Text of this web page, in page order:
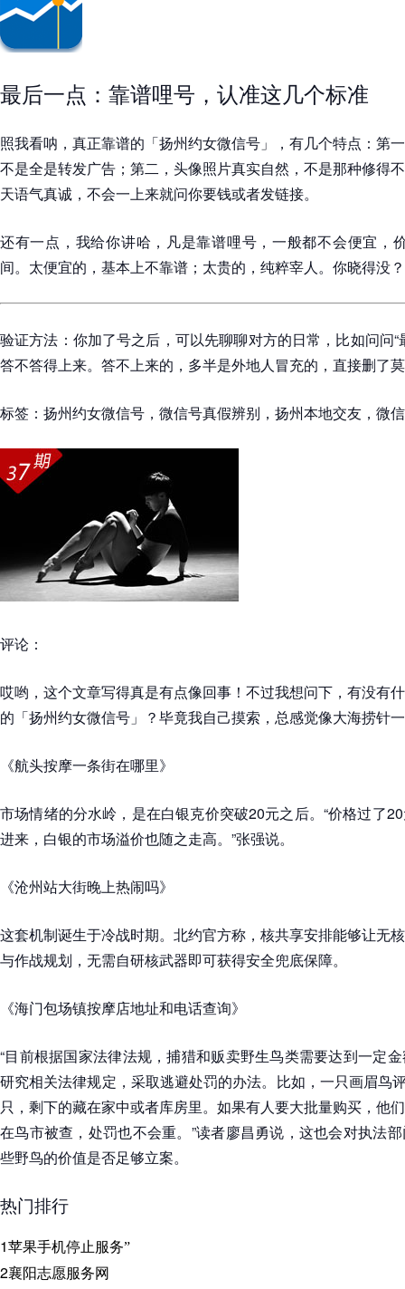
最后一点：靠谱哩号，认准这几个标准
照我看呐，真正靠谱的「扬州约女微信号」，有几个特点：第
不是全是转发广告；第二，头像照片真实自然，不是那种修得
天语气真诚，不会一上来就问你要钱或者发链接。
还有一点，我给你讲哈，凡是靠谱哩号，一般都不会便宜，
间。太便宜的，基本上不靠谱；太贵的，纯粹宰人。你晓得没？
验证方法：你加了号之后，可以先聊聊对方的日常，比如问问
答不答得上来。答不上来的，多半是外地人冒充的，直接删了
标签：扬州约女微信号，微信号真假辨别，扬州本地交友，微
评论：
哎哟，这个文章写得真是有点像回事！不过我想问下，有没有
的「扬州约女微信号」？毕竟我自己摸索，总感觉像大海捞针
《航头按摩一条街在哪里》
市场情绪的分水岭，是在白银克价突破20元之后。“价格过了
进来，白银的市场溢价也随之走高。”张强说。
《沧州站大街晚上热闹吗》
这套机制诞生于冷战时期。北约官方称，核共享安排能够让无
与作战规划，无需自研核武器即可获得安全兜底保障。
《海门包场镇按摩店地址和电话查询》
“目前根据国家法律法规，捕猎和贩卖野生鸟类需要达到一定
研究相关法律规定，采取逃避处罚的办法。比如，一只画眉鸟
只，剩下的藏在家中或者库房里。如果有人要大批量购买，他
在鸟市被查，处罚也不会重。”读者廖昌勇说，这也会对执法
些野鸟的价值是否足够立案。
热门排行
1苹果手机停止服务”
2襄阳志愿服务网